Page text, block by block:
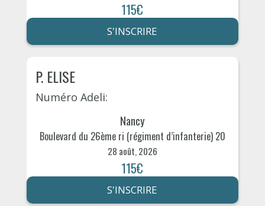
115€
S'INSCRIRE
P. ELISE
Numéro Adeli:
Nancy
Boulevard du 26ème ri (régiment d’infanterie) 20
28 août, 2026
115€
S'INSCRIRE